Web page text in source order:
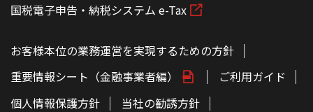
国税電子申告・納税システム e-Tax
お客様本位の業務運営を実現するための方針
重要情報シート（金融事業者編）
ご利用ガイド
個人情報保護方針
当社の勧誘方針